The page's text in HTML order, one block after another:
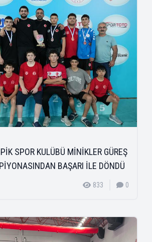
SPOR KULÜBÜ MİNİKLER GÜREŞ
BAŞARI İLE DÖNDÜ
833 0